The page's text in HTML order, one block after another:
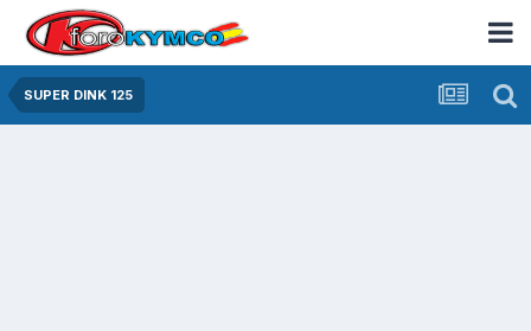
SUPER DINK 125